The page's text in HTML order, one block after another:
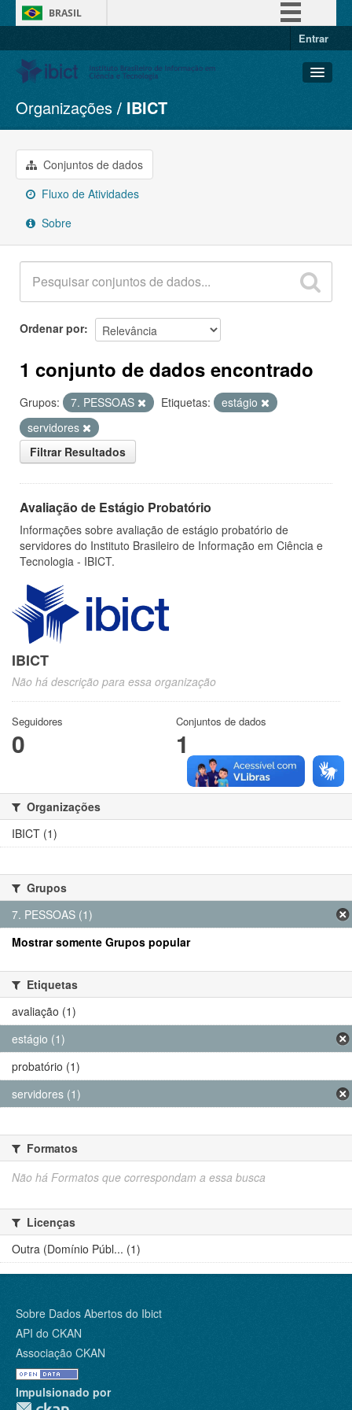
BRASIL
Entrar
Conjuntos de dados
Organizações
Grupos
Sobre
Organizações IBICT
Conjuntos de dados
Fluxo de Atividades
Sobre
Ordenar por
1 conjunto de dados encontrado
Grupos: 7. PESSOAS Etiquetas:
estágio
servidores
Filtrar Resultados
Avaliação de Estágio Probatório
Informações sobre avaliação de estágio probatório de
servidores do Instituto Brasileiro de Informação em Ciência e
Tecnologia - IBICT.
IBICT
Não há descrição para essa organização
Seguidores
0
Conjuntos de dados
1
Organizações
IBICT (1)
Grupos
7. PESSOAS (1)
Mostrar somente Grupos popular
Etiquetas
avaliação (1)
estágio (1)
probatório (1)
servidores (1)
Formatos
Não há Formatos que correspondam a essa busca
Licenças
Outra (Domínio Públ... (1)
Sobre Dados Abertos do Ibict
API do CKAN
Associação CKAN
Impulsionado por